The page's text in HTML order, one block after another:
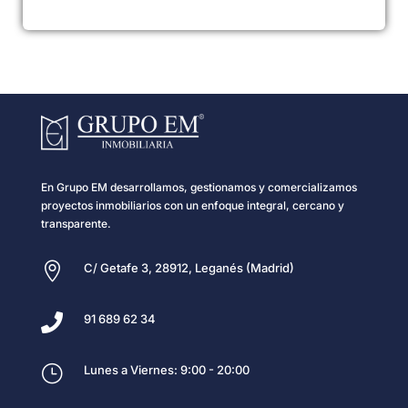
En Grupo EM desarrollamos, gestionamos y comercializamos
proyectos inmobiliarios con un enfoque integral, cercano y
transparente.
 C/ Getafe 3, 28912, Leganés (Madrid)
 91 689 62 34
} Lunes a Viernes: 9:00 - 20:00